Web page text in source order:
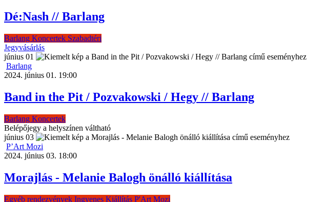
Dé:Nash // Barlang
Barlang Koncertek Szabadtéri
Jegyvásárlás
június 01
Barlang
2024. június 01. 19:00
Band in the Pit / Pozvakowski / Hegy // Barlang
Barlang Koncertek
Belépőjegy a helyszínen váltható
június 03
P’Art Mozi
2024. június 03. 18:00
Morajlás - Melanie Balogh önálló kiállítása
Egyéb rendezvények Ingyenes Kiállítás P'Art Mozi